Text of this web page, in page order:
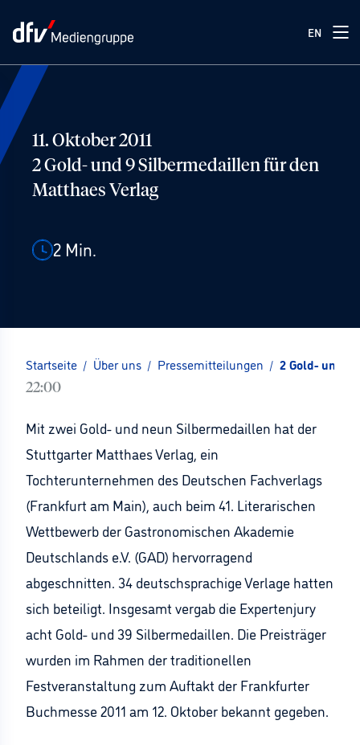
EN
11. Oktober 2011
2 Gold- und 9 Silbermedaillen für den
Matthaes Verlag
2 Min.
Startseite / Über uns / Pressemitteilungen / 2 Gold- und 9
22:00
Mit zwei Gold- und neun Silbermedaillen hat der
Stuttgarter Matthaes Verlag, ein
Tochterunternehmen des Deutschen Fachverlags
(Frankfurt am Main), auch beim 41. Literarischen
Wettbewerb der Gastronomischen Akademie
Deutschlands e.V. (GAD) hervorragend
abgeschnitten. 34 deutschsprachige Verlage hatten
sich beteiligt. Insgesamt vergab die Expertenjury
acht Gold- und 39 Silbermedaillen. Die Preisträger
wurden im Rahmen der traditionellen
Festveranstaltung zum Auftakt der Frankfurter
Buchmesse 2011 am 12. Oktober bekannt gegeben.